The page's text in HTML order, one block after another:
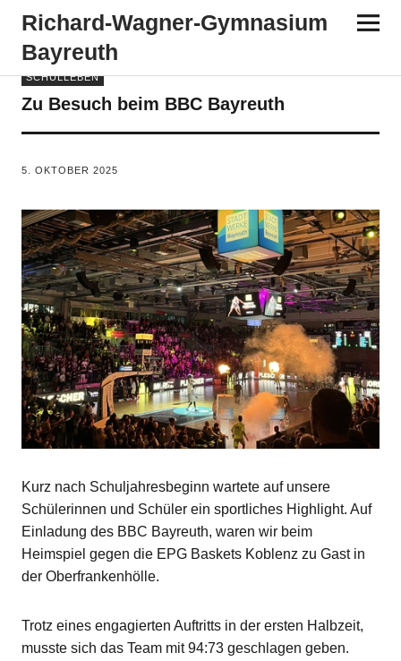
Richard-​​Wagner-​​Gymnasium
Bayreuth
SCHULLEBEN
Zu Besuch beim BBC Bayreuth
5. OKTOBER 2025
Kurz nach Schuljahresbeginn wartete auf unsere
Schülerinnen und Schüler ein sportliches Highlight. Auf
Einladung des BBC Bayreuth, waren wir beim
Heimspiel gegen die EPG Baskets Koblenz zu Gast in
der Oberfrankenhölle.
Trotz eines engagierten Auftritts in der ersten Halbzeit,
musste sich das Team mit 94:73 geschlagen geben.